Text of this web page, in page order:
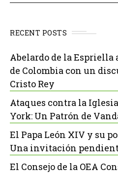
RECENT POSTS
Abelardo de la Espriella
de Colombia con un
Cristo Rey
Ataques contra la
York: Un Patrón de
El Papa León XIV y su
Una invitación
El Consejo de la OEA